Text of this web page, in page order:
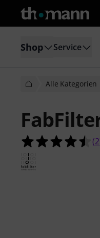
Shop Service
Alle Kategorien
(2